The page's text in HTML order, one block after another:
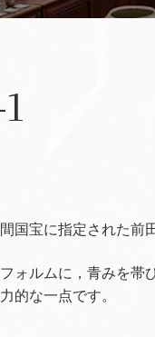
国宝に指定された前
ォルムに，青みを帯
的な一点です。